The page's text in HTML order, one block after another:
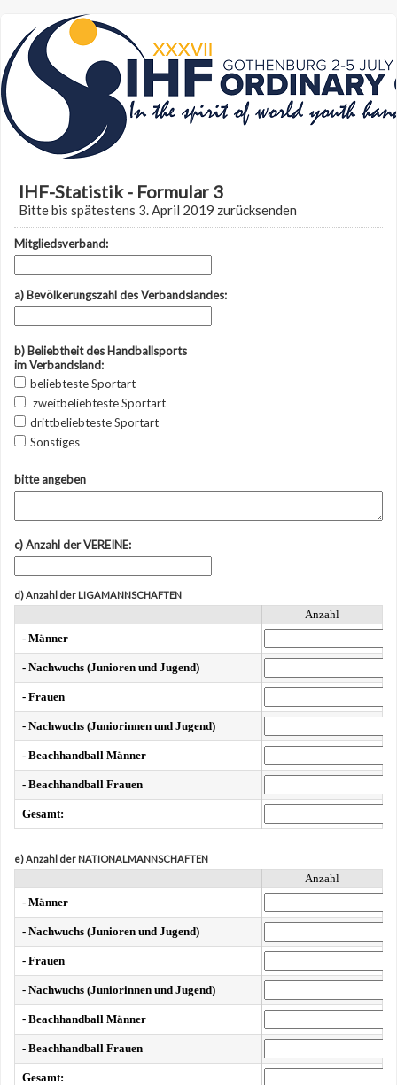
IHF-Statistik - Formular 3
Bitte bis spätestens 3. April 2019 zurücksenden
Mitgliedsverband:
a) Bevölkerungszahl des Verbandslandes:
b) Beliebtheit des Handballsports
im Verbandsland:
beliebteste Sportart
zweitbeliebteste Sportart
drittbeliebteste Sportart
Sonstiges
bitte angeben
c) Anzahl der VEREINE:
d) Anzahl der LIGAMANNSCHAFTEN
Anzahl
- Männer
- Nachwuchs (Junioren und Jugend)
- Frauen
- Nachwuchs (Juniorinnen und Jugend)
- Beachhandball Männer
- Beachhandball Frauen
Gesamt:
e) Anzahl der NATIONALMANNSCHAFTEN
Anzahl
- Männer
- Nachwuchs (Junioren und Jugend)
- Frauen
- Nachwuchs (Juniorinnen und Jugend)
- Beachhandball Männer
- Beachhandball Frauen
Gesamt: